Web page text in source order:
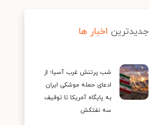
جدیدترین اخبار ها
شب پرتنش غرب آسیا؛ از
ادعای حمله موشکی ایران
به پایگاه آمریکا تا توقیف
سه نفتکش